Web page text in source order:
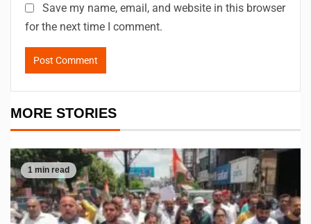
Save my name, email, and website in this browser
for the next time I comment.
MORE STORIES
1 min read